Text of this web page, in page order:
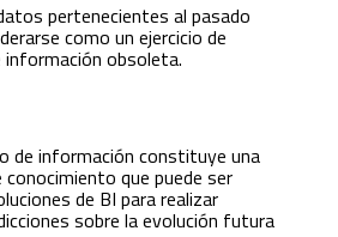
pertenecientes al pasado
como un ejercicio de
obsoleta.
de información constituye una
que puede ser
de BI para realizar
sobre la evolución futura